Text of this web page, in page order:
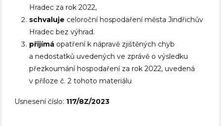
Hradec za rok 2022,
schvaluje celoroční hospodaření města Jindřichův
Hradec bez výhrad.
přijímá opatření k nápravě zjištěných chyb
a nedostatků uvedených ve zprávě o výsledku
přezkoumání hospodaření za rok 2022, uvedená
v příloze č. 2 tohoto materiálu
Usnesení číslo: 117/8Z/2023